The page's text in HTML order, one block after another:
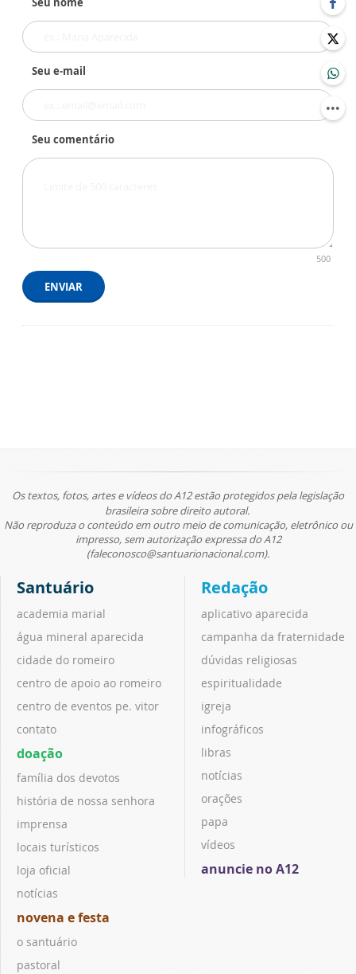
Seu e-mail
Seu comentário
500
ENVIAR
Os textos, fotos, artes e vídeos do A12 estão protegidos pela legislação
brasileira sobre direito autoral.
Não reproduza o conteúdo em outro meio de comunicação, eletrônico ou
impresso, sem autorização expressa do A12
(faleconosco@santuarionacional.com).
Santuário
academia marial
água mineral aparecida
cidade do romeiro
centro de apoio ao romeiro
centro de eventos pe. vitor
contato
doação
família dos devotos
história de nossa senhora
imprensa
locais turísticos
loja oficial
notícias
novena e festa
o santuário
pastoral
Redação
aplicativo aparecida
campanha da fraternidade
dúvidas religiosas
espiritualidade
igreja
infográficos
libras
notícias
orações
papa
vídeos
anuncie no A12